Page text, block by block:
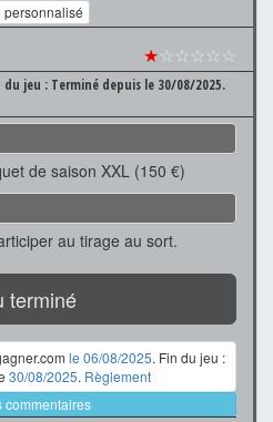
personnalisé
★☆☆☆☆☆
du jeu : Terminé depuis le 30/08/2025.
de saison XXL (150 €)
au tirage au sort.
terminé
le 06/08/2025. Fin du jeu :
30/08/2025. Règlement
commentaires